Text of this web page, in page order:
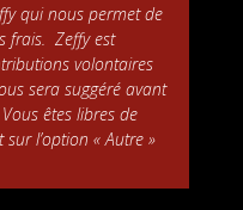
qui nous permet de
frais. Zeffy est
volontaires
sera suggéré avant
êtes libres de
l’option « Autre »